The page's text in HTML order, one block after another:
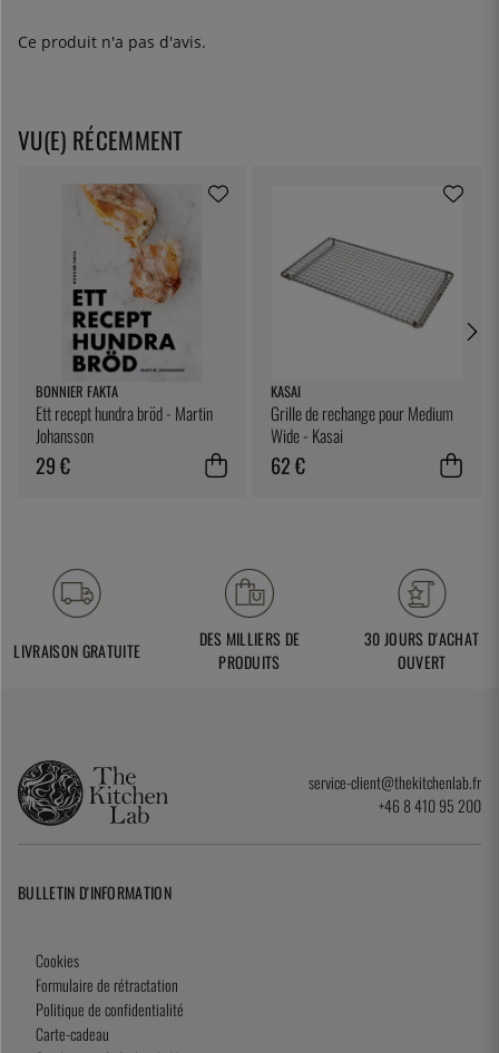
Ce produit n'a pas d'avis.
VU(E) RÉCEMMENT
BONNIER FAKTA
Ett recept hundra bröd - Martin
Johansson
29 €
KASAI
Grille de rechange pour Medium
Wide - Kasai
62 €
LIVRAISON GRATUITE
DES MILLIERS DE
PRODUITS
30 JOURS D'ACHAT
OUVERT
service-client@thekitchenlab.fr
+46 8 410 95 200
BULLETIN D'INFORMATION
Cookies
Formulaire de rétractation
Politique de confidentialité
Carte-cadeau